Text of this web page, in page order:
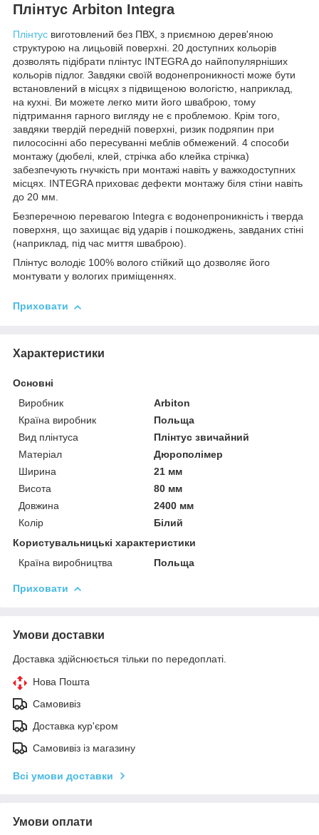
Плінтус Arbiton Integra
Плінтус виготовлений без ПВХ, з приємною дерев'яною
структурою на лицьовій поверхні. 20 доступних кольорів
дозволять підібрати плінтус INTEGRA до найпопулярніших
кольорів підлог. Завдяки своїй водонепроникності може бути
встановлений в місцях з підвищеною вологістю, наприклад,
на кухні. Ви можете легко мити його шваброю, тому
підтримання гарного вигляду не є проблемою. Крім того,
завдяки твердій передній поверхні, ризик подряпин при
пилососінні або пересуванні меблів обмежений. 4 способи
монтажу (дюбелі, клей, стрічка або клейка стрічка)
забезпечують гнучкість при монтажі навіть у важкодоступних
місцях. INTEGRA приховає дефекти монтажу біля стіни навіть
до 20 мм.
Безперечною перевагою Integra є водонепроникність і тверда
поверхня, що захищає від ударів і пошкоджень, завданих стіні
(наприклад, під час миття шваброю).
Плінтус володіє 100% волого стійкий що дозволяє його
монтувати у вологих приміщеннях.
Приховати
Характеристики
Основні
Виробник
Arbiton
Країна виробник
Польща
Вид плінтуса
Плінтус звичайний
Матеріал
Дюрополімер
Ширина
21 мм
Висота
80 мм
Довжина
2400 мм
Колір
Білий
Користувальницькі характеристики
Країна виробництва
Польща
Приховати
Умови доставки
Доставка здійснюється тільки по передоплаті.
Нова Пошта
Самовивіз
Доставка кур'єром
Самовивіз із магазину
Всі умови доставки
Умови оплати